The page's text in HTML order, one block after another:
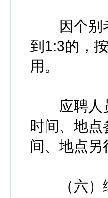
因个别考
到1:3的，
用。
应聘人员
时间、地点
间、地点另
（六）